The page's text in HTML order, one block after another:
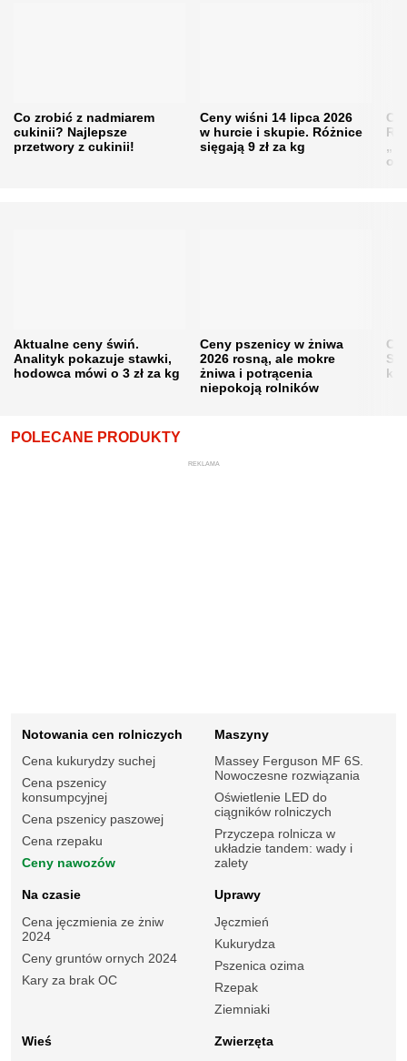
Co zrobić z nadmiarem
cukinii? Najlepsze
przetwory z cukinii!
Ceny wiśni 14 lipca 2026
w hurcie i skupie. Różnice
sięgają 9 zł za kg
Aktualne ceny świń.
Analityk pokazuje stawki,
hodowca mówi o 3 zł za kg
Ceny pszenicy w żniwa
2026 rosną, ale mokre
żniwa i potrącenia
niepokoją rolników
POLECANE PRODUKTY
REKLAMA
Notowania cen rolniczych
Cena kukurydzy suchej
Cena pszenicy
konsumpcyjnej
Cena pszenicy paszowej
Cena rzepaku
Ceny nawozów
Maszyny
Massey Ferguson MF 6S.
Nowoczesne rozwiązania
Oświetlenie LED do
ciągników rolniczych
Przyczepa rolnicza w
układzie tandem: wady i
zalety
Na czasie
Cena jęczmienia ze żniw
2024
Ceny gruntów ornych 2024
Kary za brak OC
Uprawy
Jęczmień
Kukurydza
Pszenica ozima
Rzepak
Ziemniaki
Wieś
Zwierzęta